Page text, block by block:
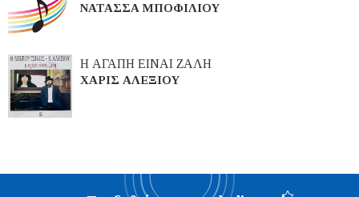
ΝΑΤΑΣΣΑ ΜΠΟΦΙΛΙΟΥ
Η ΑΓΑΠΗ ΕΙΝΑΙ ΖΑΛΗ
ΧΑΡΙΣ ΑΛΕΞΙΟΥ